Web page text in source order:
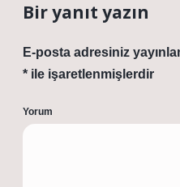
Bir yanıt yazın
E-posta adresiniz
* ile işaretlenmişlerdir
Yorum